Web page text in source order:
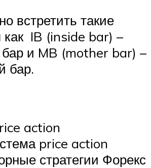
встретить такие
как IB (inside bar) –
и MB (mother bar) –
бар.
action
price action
стратегии Форекс